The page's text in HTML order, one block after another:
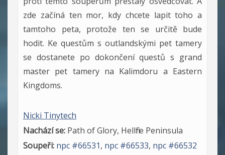
zde začíná ten mor, kdy chcete lapit toho a
tamtoho peta, protože ten se určitě bude
hodit. Ke questům s outlandskými pet tamery
se dostanete po dokončení questů s grand
master pet tamery na Kalimdoru a Eastern
Kingdoms.
Nicki Tinytech
Nachází se: Path of Glory, Hellfire Peninsula
Soupeři: npc #66531, npc #66533, npc #66532